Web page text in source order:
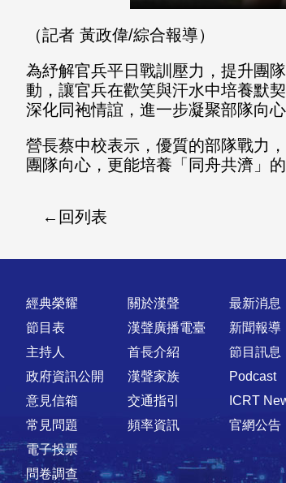
（記者 黃政偉/綜合報導）
為紓解官兵平日戰訓壓力，提升團
動，讓官兵在歡笑與汗水中培養默
深化同袍情誼，進一步凝聚部隊向
營長蔡中校表示，優質的部隊戰力
團隊向心，更能培養「同舟共濟」
回列表
快速連結
經典榮耀
節目表
主持人
政府資訊公開
意見信箱
常見問題
電子投票
問卷調查
關於漢聲
漢聲廣播電臺
首長介紹
漢聲家族
交通指引
頻率資訊
最新消息
新聞報導
節目訊息
Podcast
ICRT
官網公告